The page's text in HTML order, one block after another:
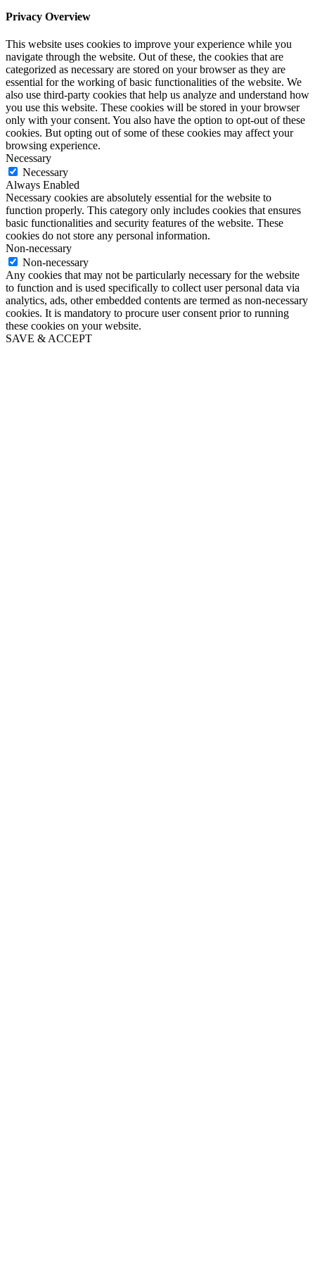
Privacy Overview
This website uses cookies to improve your experience while you
navigate through the website. Out of these, the cookies that are
categorized as necessary are stored on your browser as they are
essential for the working of basic functionalities of the website. We
also use third-party cookies that help us analyze and understand how
you use this website. These cookies will be stored in your browser
only with your consent. You also have the option to opt-out of these
cookies. But opting out of some of these cookies may affect your
browsing experience.
Necessary
Necessary
Always Enabled
Necessary cookies are absolutely essential for the website to
function properly. This category only includes cookies that ensures
basic functionalities and security features of the website. These
cookies do not store any personal information.
Non-necessary
Non-necessary
Any cookies that may not be particularly necessary for the website
to function and is used specifically to collect user personal data via
analytics, ads, other embedded contents are termed as non-necessary
cookies. It is mandatory to procure user consent prior to running
these cookies on your website.
SAVE & ACCEPT